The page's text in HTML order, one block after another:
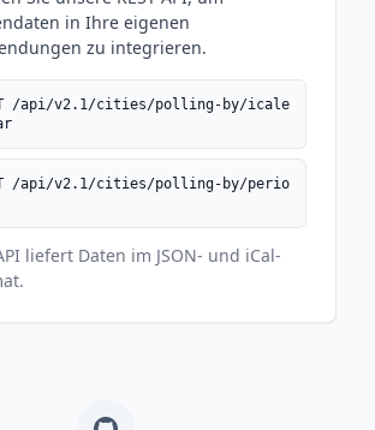
in Ihre eigenen
zu integrieren.
/api/v2.1/cities/polling-by/icale
/api/v2.1/cities/polling-by/perio
liefert Daten im JSON- und iCal-